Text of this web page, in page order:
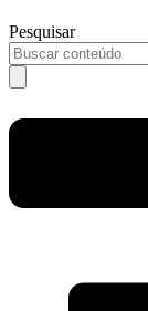
Pesquisar